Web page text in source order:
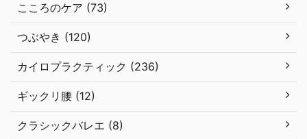
こころのケア (73)
つぶやき (120)
カイロプラクティック (236)
ギックリ腰 (12)
クラシックバレエ (8)